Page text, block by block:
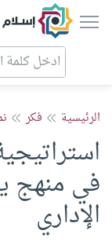
الرئيسية فكر
في منهج
الإداري